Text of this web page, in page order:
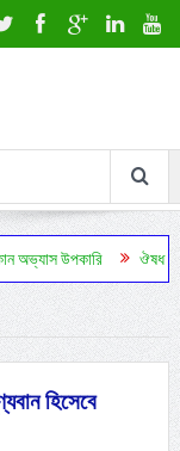
ঔষধ ছাড়া সুস্থ থাকা
হিসেবে